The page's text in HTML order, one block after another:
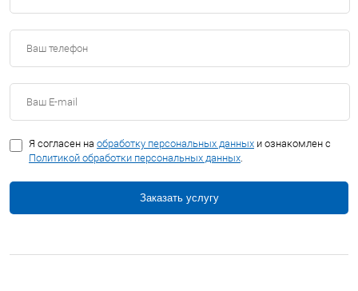
Я согласен на обработку персональных данных и ознакомлен с
Политикой обработки персональных данных.
Заказать услугу